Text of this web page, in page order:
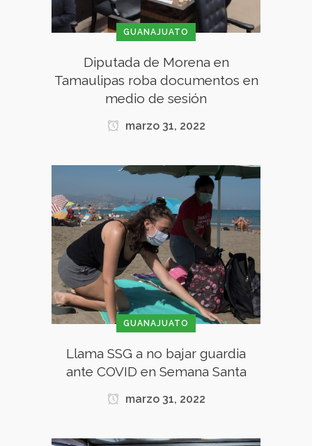
GUANAJUATO
Diputada de Morena en
Tamaulipas roba documentos en
medio de sesión
marzo 31, 2022
GUANAJUATO
Llama SSG a no bajar guardia
ante COVID en Semana Santa
marzo 31, 2022